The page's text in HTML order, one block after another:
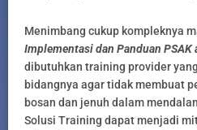
Menimbang cukup kompleknya
Implementasi dan Panduan PSAK
dibutuhkan training provider
bidangnya agar tidak membuat
bosan dan jenuh dalam
Solusi Training dapat menjadi